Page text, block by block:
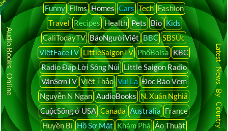
Funny Films Homes Cars Tech Fashion
Travel Recipes Health Pets Bio Kids
CaliTodayTV BáoNgườiViệt BBC SBSÚc
ViệtFaceTV LittleSaigonTV PhốBolsa KBC
Radio Đáp Lời Sông Núi Little Saigon Radio
VânSơnTV Việt Thảo Vui Lạ Đọc Báo Vẹm
Nguyễn N Ngạn AudioBooks N. Xuân Nghiã
CuộcSống ở USA Canada Australia France
Huyền Bí Hồ Sơ Mật Khám Phá Ảo Thuật
Audio Books Online Latest News By Country